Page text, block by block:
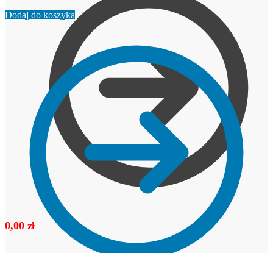
0,00 zł
Dodaj do koszyka